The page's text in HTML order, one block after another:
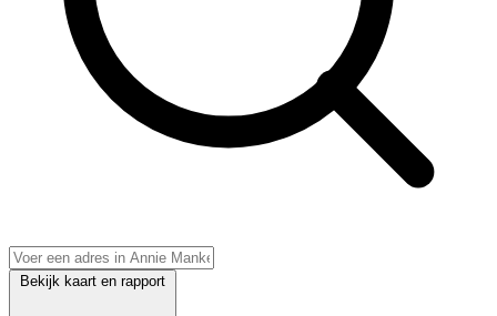
Bekijk kaart en rapport